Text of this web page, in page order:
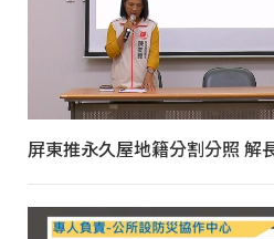
屏東推永久屋地籍分割分照 解